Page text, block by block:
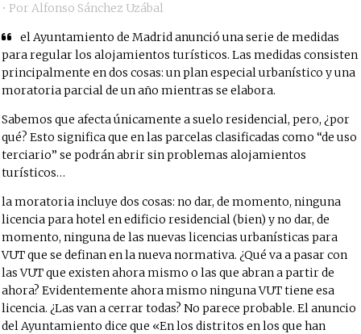
• PorAlfonso Sánchez Uzábal
el Ayuntamiento de Madrid anunció una serie de medidas
para regular los alojamientos turísticos. Las medidas consisten
principalmente en dos cosas: un plan especial urbanístico y una
moratoria parcial de un año mientras se elabora.
Sabemos que afecta únicamente a suelo residencial, pero, ¿por
qué? Esto significa que en las parcelas clasificadas como “de uso
terciario” se podrán abrir sin problemas alojamientos
turísticos…
la moratoria incluye dos cosas: no dar, de momento, ninguna
licencia para hotel en edificio residencial (bien) y no dar, de
momento, ninguna de las nuevas licencias urbanísticas para
VUT que se definan en la nueva normativa. ¿Qué va a pasar con
las VUT que existen ahora mismo o las que abran a partir de
ahora? Evidentemente ahora mismo ninguna VUT tiene esa
licencia. ¿Las van a cerrar todas? No parece probable. El anuncio
del Ayuntamiento dice que «En los distritos en los que han